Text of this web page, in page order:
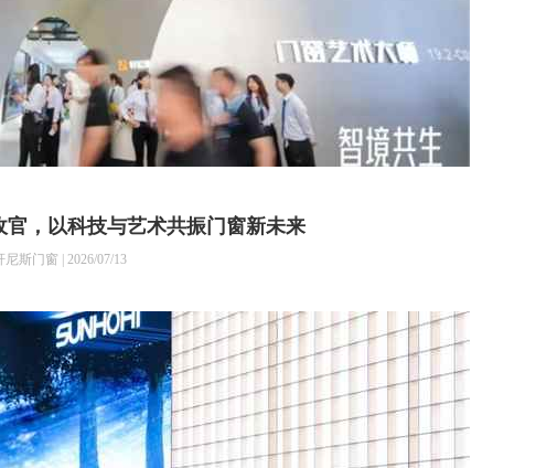
，以科技与艺术共振门窗新未来
斯门窗 | 2026/07/13